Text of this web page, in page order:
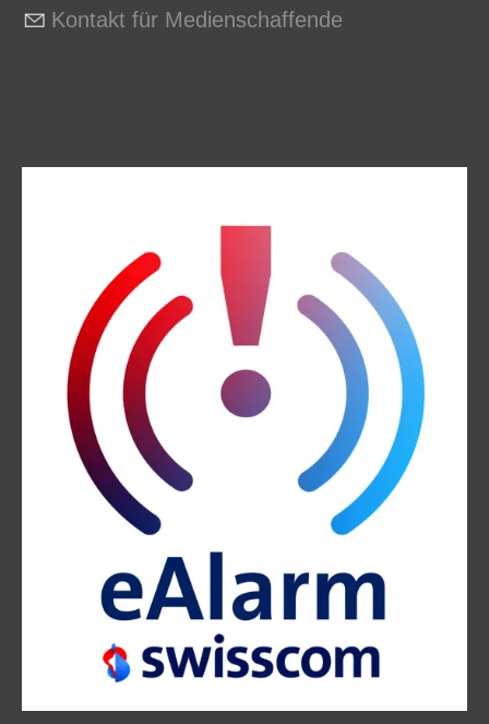
Kontakt für Medienschaffende